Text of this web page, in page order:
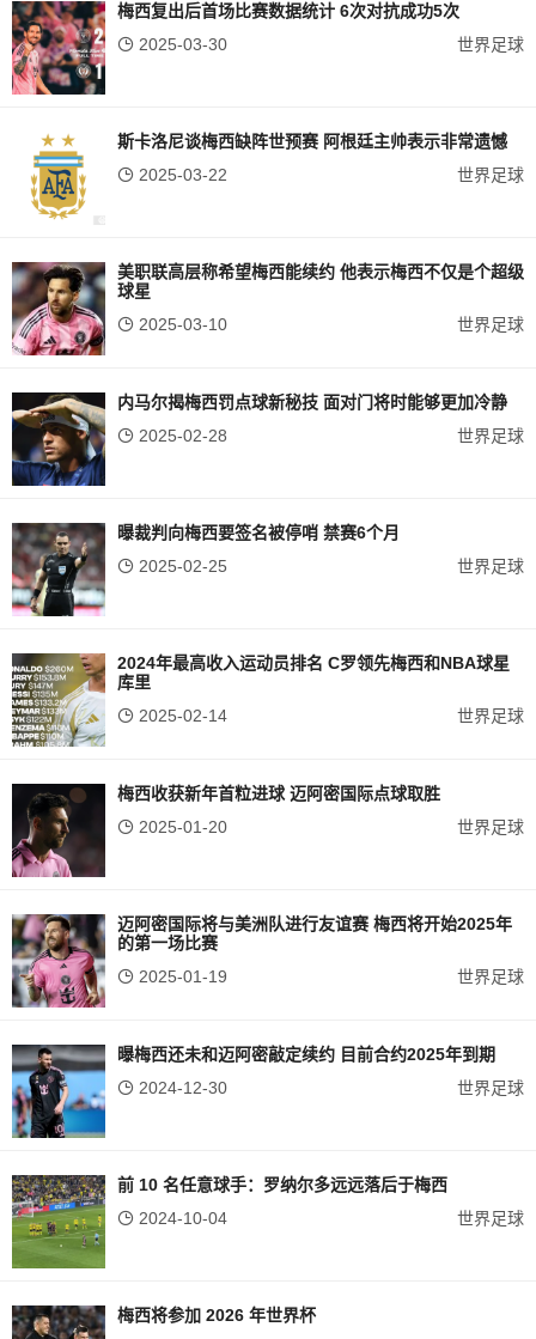
梅西复出后首场比赛数据统计 6次对抗成功5次
2025-03-30
世界足球
斯卡洛尼谈梅西缺阵世预赛 阿根廷主帅表示非常遗憾
2025-03-22
世界足球
美职联高层称希望梅西能续约 他表示梅西不仅是个超级
球星
2025-03-10
世界足球
内马尔揭梅西罚点球新秘技 面对门将时能够更加冷静
2025-02-28
世界足球
曝裁判向梅西要签名被停哨 禁赛6个月
2025-02-25
世界足球
2024年最高收入运动员排名 C罗领先梅西和NBA球星
库里
2025-02-14
世界足球
梅西收获新年首粒进球 迈阿密国际点球取胜
2025-01-20
世界足球
迈阿密国际将与美洲队进行友谊赛 梅西将开始2025年
的第一场比赛
2025-01-19
世界足球
曝梅西还未和迈阿密敲定续约 目前合约2025年到期
2024-12-30
世界足球
前 10 名任意球手：罗纳尔多远远落后于梅西
2024-10-04
世界足球
梅西将参加 2026 年世界杯